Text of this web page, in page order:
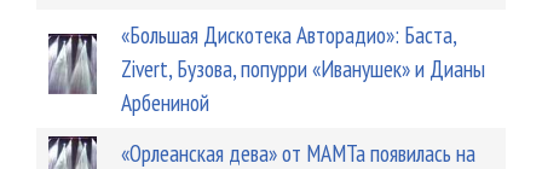
«Большая Дискотека Авторадио»: Баста,
Zivert, Бузова, попурри «Иванушек» и Дианы
Арбениной
«Орлеанская дева» от МАМТа появилась на